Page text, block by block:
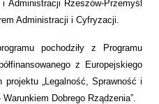
Administracji Rzeszów-Przemyśl
Administracji i Cyfryzacji.
pochodziły z Programu
z Europejskiego
projektu „Legalność, Sprawność i
Dobrego Rządzenia”.